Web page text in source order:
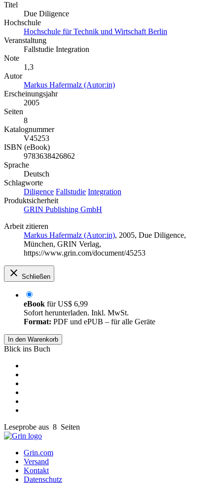
Titel
Due Diligence
Hochschule
Hochschule für Technik und Wirtschaft Berlin
Veranstaltung
Fallstudie Integration
Note
1,3
Autor
Markus Hafermalz (Autor:in)
Erscheinungsjahr
2005
Seiten
8
Katalognummer
V45253
ISBN (eBook)
9783638426862
Sprache
Deutsch
Schlagworte
Diligence Fallstudie Integration
Produktsicherheit
GRIN Publishing GmbH
Arbeit zitieren
Markus Hafermalz (Autor:in), 2005, Due Diligence,
München, GRIN Verlag,
https://www.grin.com/document/45253
Schließen
eBook fürUS$ 6,99
Sofort herunterladen. Inkl. MwSt.
Format: PDF und ePUB – für alle Geräte
In den Warenkorb
Blick ins Buch
Leseprobe aus 8 Seiten
Grin.com
Versand
Kontakt
Datenschutz